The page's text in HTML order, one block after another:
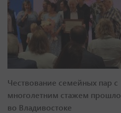
Чествование семейных пар с
многолетним стажем прошло
во Владивостоке